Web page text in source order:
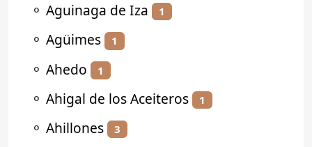
⚬ Aguinaga de Iza 1
⚬ Agüimes 1
⚬ Ahedo 1
⚬ Ahigal de los Aceiteros 1
⚬ Ahillones 3